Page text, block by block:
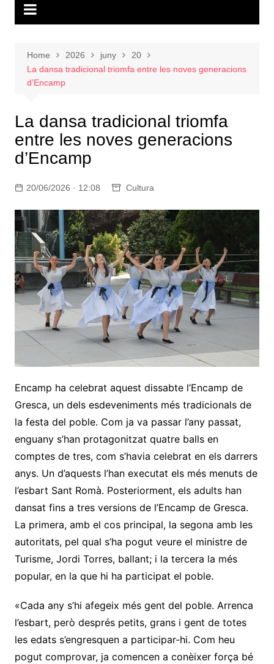
Home 2026 juny
20
La dansa tradicional triomfa entre les noves generacions
d’Encamp
La dansa tradicional triomfa
entre les noves generacions
d’Encamp
20/06/2026 · 12:08 Cultura
Encamp ha celebrat aquest dissabte l’Encamp de
Gresca, un dels esdeveniments més tradicionals de
la festa del poble. Com ja va passar l’any passat,
enguany s’han protagonitzat quatre balls en
comptes de tres, com s’havia celebrat en els darrers
anys. Un d’aquests l’han executat els més menuts de
l’esbart Sant Romà. Posteriorment, els adults han
dansat fins a tres versions de l’Encamp de Gresca.
La primera, amb el cos principal, la segona amb les
autoritats, pel qual s’ha pogut veure el ministre de
Turisme, Jordi Torres, ballant; i la tercera la més
popular, en la que hi ha participat el poble.
«Cada any s’hi afegeix més gent del poble. Arrenca
l’esbart, però després petits, grans i gent de totes
les edats s’engresquen a participar-hi. Com heu
pogut comprovar, ja comencen a conèixer força bé